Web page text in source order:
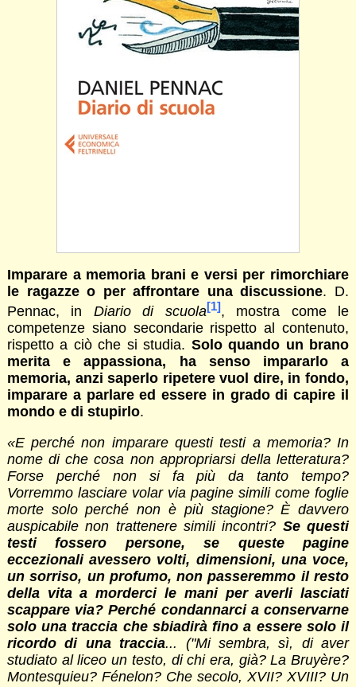
Imparare a memoria brani e versi per rimorchiare
le ragazze o per affrontare una discussione. D.
Pennac, in Diario di scuola[1], mostra come le
competenze siano secondarie rispetto al contenuto,
rispetto a ciò che si studia. Solo quando un brano
merita e appassiona, ha senso impararlo a
memoria, anzi saperlo ripetere vuol dire, in fondo,
imparare a parlare ed essere in grado di capire il
mondo e di stupirlo.
«E perché non imparare questi testi a memoria? In
nome di che cosa non appropriarsi della letteratura?
Forse perché non si fa più da tanto tempo?
Vorremmo lasciare volar via pagine simili come foglie
morte solo perché non è più stagione? È davvero
auspicabile non trattenere simili incontri? Se questi
testi fossero persone, se queste pagine
eccezionali avessero volti, dimensioni, una voce,
un sorriso, un profumo, non passeremmo il resto
della vita a morderci le mani per averli lasciati
scappare via? Perché condannarci a conservarne
solo una traccia che sbiadirà fino a essere solo il
ricordo di una traccia... ("Mi sembra, sì, di aver
studiato al liceo un testo, di chi era, già? La Bruyère?
Montesquieu? Fénelon? Che secolo, XVII? XVIII? Un